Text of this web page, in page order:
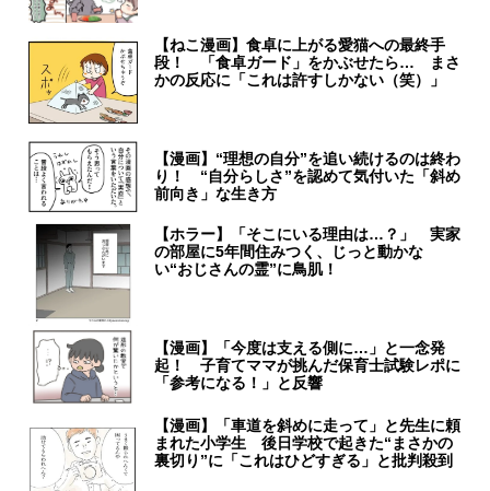
【ねこ漫画】食卓に上がる愛猫への最終手
段！ 「食卓ガード」をかぶせたら… まさ
かの反応に「これは許すしかない（笑）」
【漫画】“理想の自分”を追い続けるのは終わ
り！ “自分らしさ”を認めて気付いた「斜め
前向き」な生き方
【ホラー】「そこにいる理由は…？」 実家
の部屋に5年間住みつく、じっと動かな
い“おじさんの霊”に鳥肌！
【漫画】「今度は支える側に…」と一念発
起！ 子育てママが挑んだ保育士試験レポに
「参考になる！」と反響
【漫画】「車道を斜めに走って」と先生に頼
まれた小学生 後日学校で起きた“まさかの
裏切り”に「これはひどすぎる」と批判殺到